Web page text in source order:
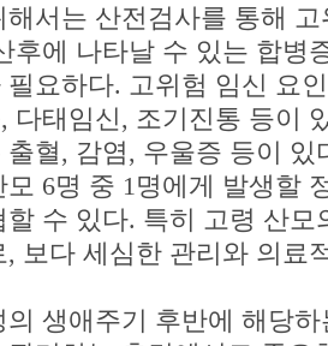
해서는 산전검사를 통해
후에 나타날 수 있는 합병
요하다. 고위험 임신 요
다태임신, 조기진통 등이
혈, 감염, 우울증 등이 있
6명 중 1명에게 발생할
할 수 있다. 특히 고령 산모
, 보다 세심한 관리와 의료
의 생애주기 후반에 해당